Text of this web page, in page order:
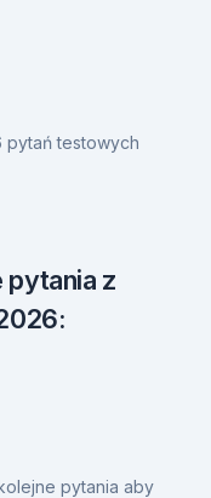
pytań testowych
z
pytania aby